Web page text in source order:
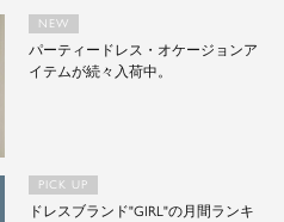
NEW
パーティードレス・オケージョンア
イテムが続々入荷中。
PICK UP
ドレスブランド"GIRL"の月間ランキ